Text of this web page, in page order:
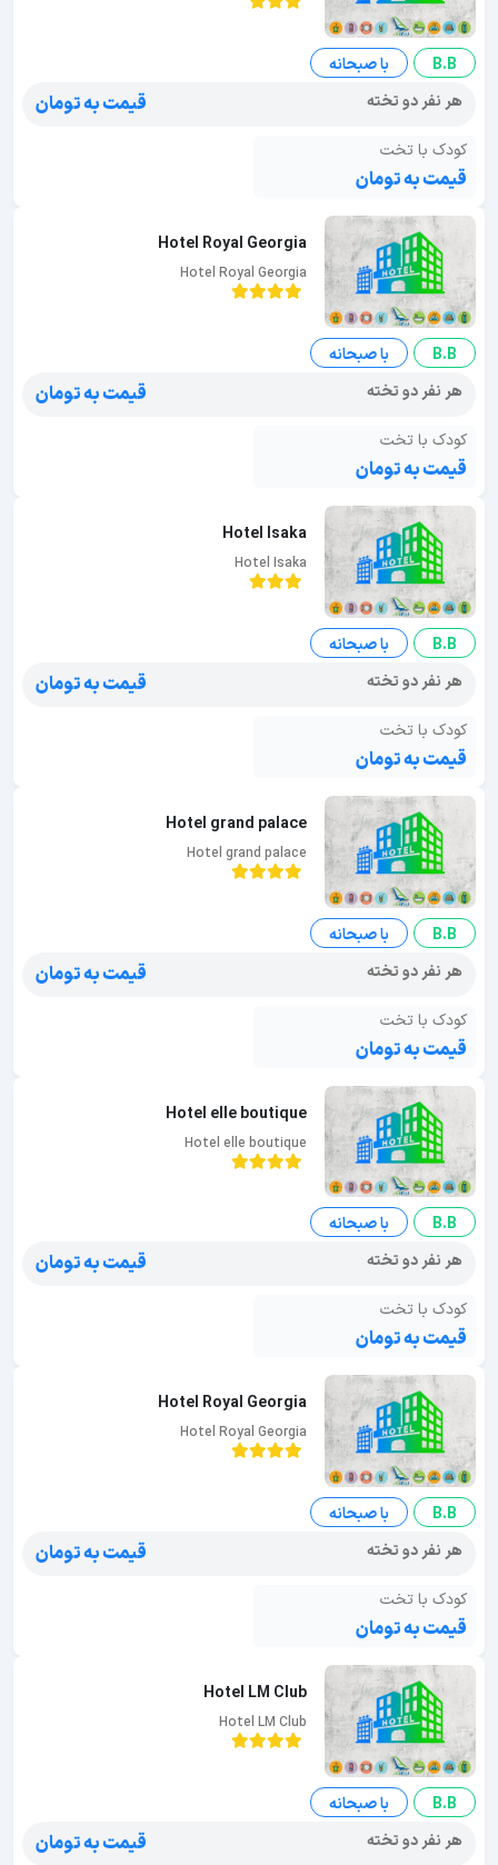
B.B
با صبحانه
هر نفر دو تخته
قیمت به تومان
کودک با تخت
قیمت به تومان
Hotel Royal Georgia
Hotel Royal Georgia
B.B
با صبحانه
هر نفر دو تخته
قیمت به تومان
کودک با تخت
قیمت به تومان
Hotel Isaka
Hotel Isaka
B.B
با صبحانه
هر نفر دو تخته
قیمت به تومان
کودک با تخت
قیمت به تومان
Hotel grand palace
Hotel grand palace
B.B
با صبحانه
هر نفر دو تخته
قیمت به تومان
کودک با تخت
قیمت به تومان
Hotel elle boutique
Hotel elle boutique
B.B
با صبحانه
هر نفر دو تخته
قیمت به تومان
کودک با تخت
قیمت به تومان
Hotel Royal Georgia
Hotel Royal Georgia
B.B
با صبحانه
هر نفر دو تخته
قیمت به تومان
کودک با تخت
قیمت به تومان
Hotel LM Club
Hotel LM Club
B.B
با صبحانه
هر نفر دو تخته
قیمت به تومان